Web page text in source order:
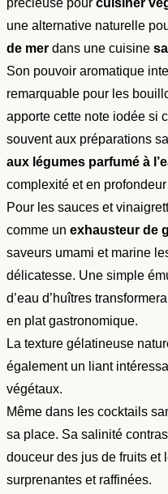
une alternative naturelle
de mer dans une cuisine
Son pouvoir aromatique
remarquable pour les
apporte cette note iodée si
souvent aux préparations
aux légumes parfumé à
complexité et en
Pour les sauces et
comme un exhausteur de
saveurs umami et marine
délicatesse. Une simple
d’eau d’huîtres
en plat gastronomique.
La texture gélatineuse
également un liant
végétaux.
Même dans les cocktails
sa place. Sa salinité
douceur des jus de fruits et
surprenantes et raffinées.